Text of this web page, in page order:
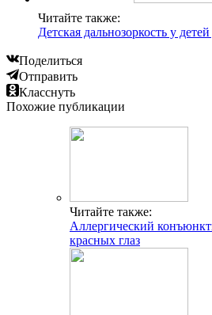
Читайте также:
Детская дальнозоркость у
Поделиться
Отправить
Класснуть
Похожие публикации
Читайте также:
Аллергический
красных глаз